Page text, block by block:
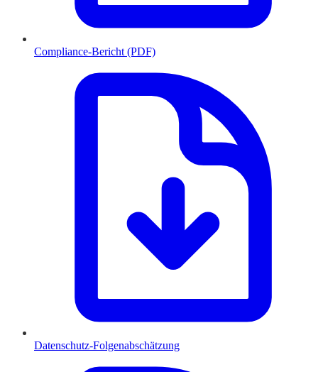
Compliance-Bericht (PDF)
Datenschutz-Folgenabschätzung